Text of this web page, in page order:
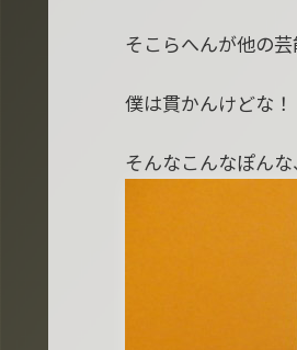
そこらへんが他の芸
僕は貫かんけどな！
そんなこんなぽんな、